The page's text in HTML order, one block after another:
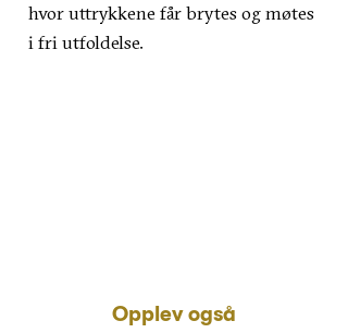
hvor uttrykkene får brytes og møtes
i fri utfoldelse.
Opplev også